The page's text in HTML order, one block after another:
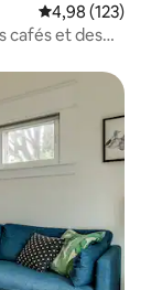
Note
4,98 (123)
cafés et des